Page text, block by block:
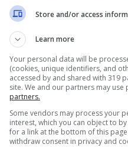
mondo:
stanno
trent’anni. Ed ecco
un giorno tutto il
2013.
Store and/or access
Learn more
Your personal data will be
(cookies, unique identifiers, and
accessed by and shared with 319
site. We and our partners may
partners.
Some vendors may process your
interest, which you can object to
for a link at the bottom of this
withdraw consent in privacy and